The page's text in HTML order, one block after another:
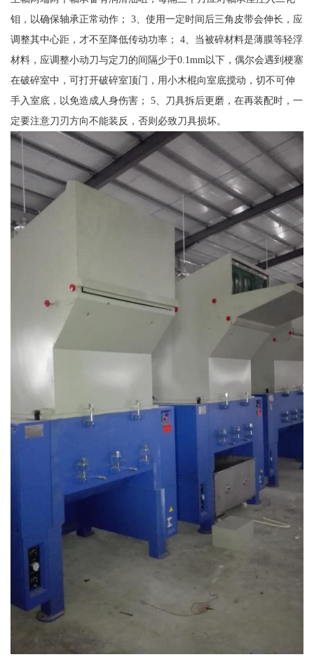
钼，以确保轴承正常动作； 3、使用一定时间后三角皮带会伸长，应
调整其中心距，才不至降低传动功率； 4、当被碎材料是薄膜等轻浮
材料，应调整小动刀与定刀的间隔少于0.1mm以下，偶尔会遇到梗塞
在破碎室中，可打开破碎室顶门，用小木棍向室底搅动，切不可伸
手入室底，以免造成人身伤害； 5、刀具拆后更磨，在再装配时，一
定要注意刀刃方向不能装反，否则必致刀具损坏。